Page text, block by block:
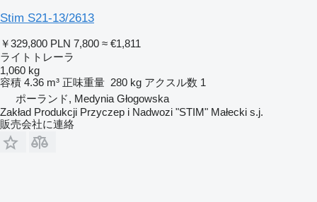
Stim S21-13/2613
￥329,800 PLN 7,800 ≈ €1,811
ライトトレーラ
1,060 kg
容積 4.36 m³ 正味重量 280 kg アクスル数 1
ポーランド, Medynia Głogowska
Zakład Produkcji Przyczep i Nadwozi "STIM" Małecki s.j.
販売会社に連絡